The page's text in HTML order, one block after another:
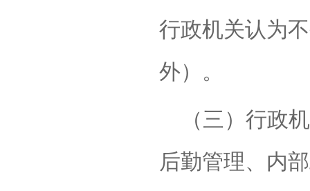
行政机关认为
外）。
（三）行政
后勤管理、内